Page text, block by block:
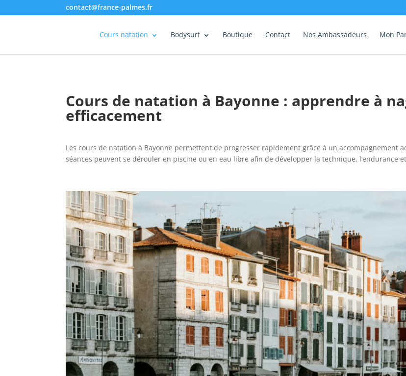
contact@france-palmes.fr
Cours natation Bodysurf Boutique Contact Nos Ambassadeurs Mon
Cours de natation à Bayonne : apprendre à
efficacement
Les cours de natation à Bayonne permettent de progresser rapidement grâce à un accompagnement
séances peuvent se dérouler en piscine ou en eau libre afin de développer la technique, l’endurance